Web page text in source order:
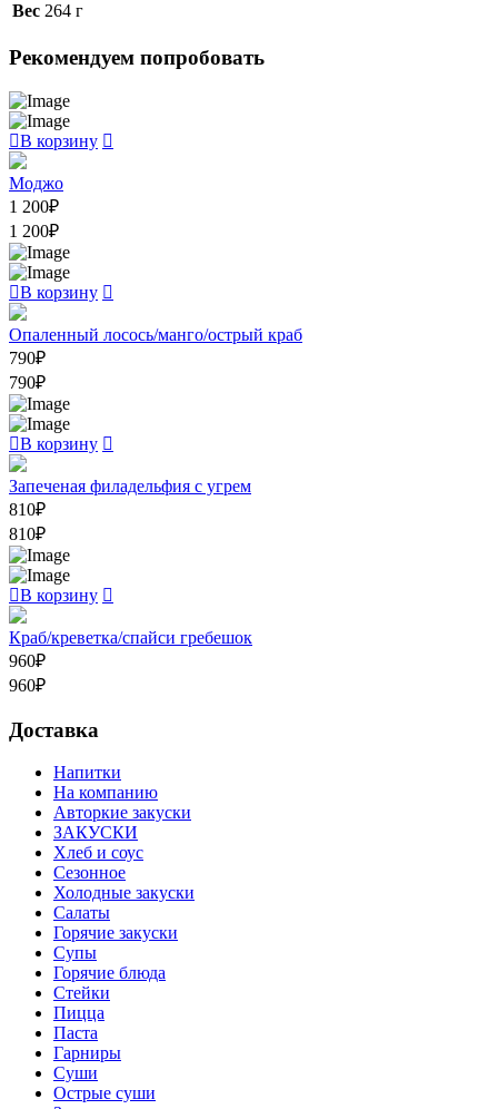
Вес 264 г
Рекомендуем попробовать
В корзину
Моджо
1 200₽
1 200₽
В корзину
Опаленный лосось/манго/острый краб
790₽
790₽
В корзину
Запеченая филадельфия с угрем
810₽
810₽
В корзину
Краб/креветка/спайси гребешок
960₽
960₽
Доставка
Напитки
На компанию
Авторкие закуски
ЗАКУСКИ
Хлеб и соус
Сезонное
Холодные закуски
Салаты
Горячие закуски
Супы
Горячие блюда
Стейки
Пицца
Паста
Гарниры
Суши
Острые суши